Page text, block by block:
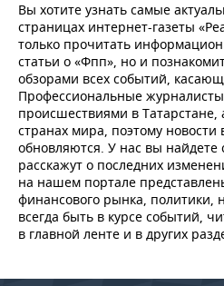
Вы хотите узнать самые
страницах интернет-газеты
только прочитать
статьи о «Фпп», но и
обзорами всех событий,
Профессиональные
происшествиями в Татарстане,
странах мира, поэтому новости
обновляются. У нас вы найдете
расскажут о последних
на нашем портале
финансового рынка, политики,
всегда быть в курсе событий,
в главной ленте и в других